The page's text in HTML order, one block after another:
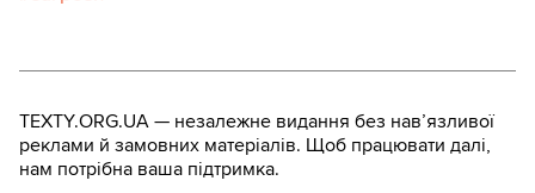
TEXTY.ORG.UA — незалежне видання без навʼязливої
реклами й замовних матеріалів. Щоб працювати далі,
нам потрібна ваша підтримка.